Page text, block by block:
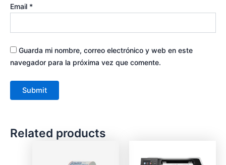
Email *
Guarda mi nombre, correo electrónico y web en este
navegador para la próxima vez que comente.
Related products